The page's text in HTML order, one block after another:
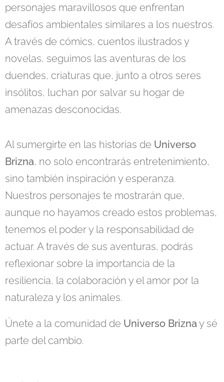
personajes maravillosos que enfrentan
desafíos ambientales similares a los nuestros.
A través de cómics, cuentos ilustrados y
novelas, seguimos las aventuras de los
duendes, criaturas que, junto a otros seres
insólitos, luchan por salvar su hogar de
amenazas desconocidas.
Al sumergirte en las historias de Universo
Brizna, no solo encontrarás entretenimiento,
sino también inspiración y esperanza.
Nuestros personajes te mostrarán que,
aunque no hayamos creado estos problemas,
tenemos el poder y la responsabilidad de
actuar. A través de sus aventuras, podrás
reflexionar sobre la importancia de la
resiliencia, la colaboración y el amor por la
naturaleza y los animales.
Únete a la comunidad de Universo Briznay sé
parte del cambio.